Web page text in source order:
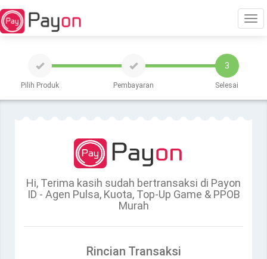
Pilih Produk Pembayaran
3
Selesai
Hi, Terima kasih sudah bertransaksi di Payon
ID - Agen Pulsa, Kuota, Top-Up Game & PPOB
Murah
Rincian Transaksi